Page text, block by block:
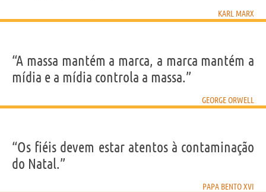
KARL MARX
“A massa mantém a marca, a marca mantém a
mídia e a mídia controla a massa.”
GEORGE ORWELL
“Os fiéis devem estar atentos à contaminação
do Natal.”
PAPA BENTO XVI